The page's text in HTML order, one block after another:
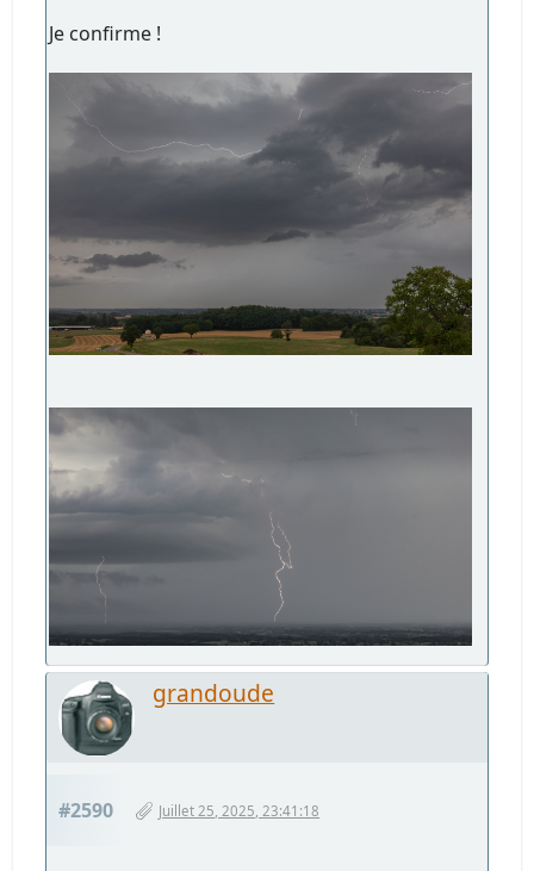
Je confirme !
grandoude
#2590 Juillet 25, 2025, 23:41:18